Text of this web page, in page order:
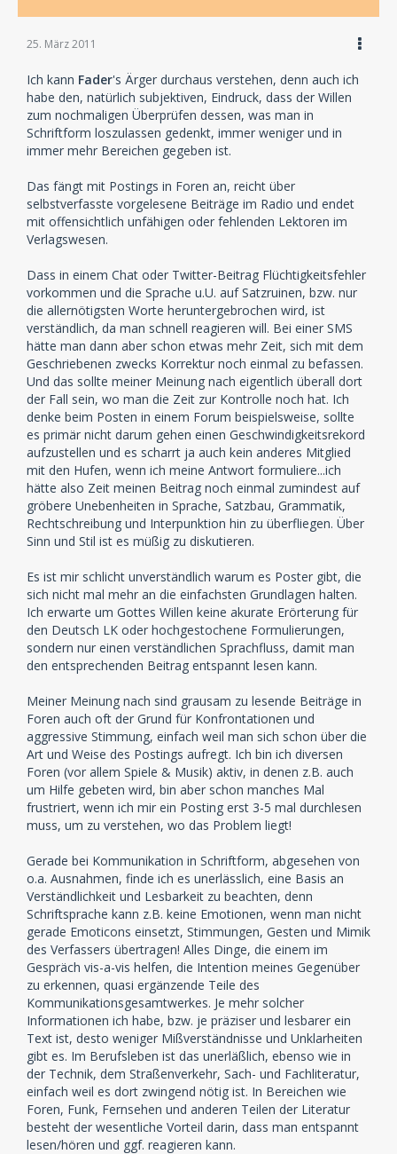
25. März 2011
Ich kann Fader's Ärger durchaus verstehen, denn auch ich
habe den, natürlich subjektiven, Eindruck, dass der Willen
zum nochmaligen Überprüfen dessen, was man in
Schriftform loszulassen gedenkt, immer weniger und in
immer mehr Bereichen gegeben ist.
Das fängt mit Postings in Foren an, reicht über
selbstverfasste vorgelesene Beiträge im Radio und endet
mit offensichtlich unfähigen oder fehlenden Lektoren im
Verlagswesen.
Dass in einem Chat oder Twitter-Beitrag Flüchtigkeitsfehler
vorkommen und die Sprache u.U. auf Satzruinen, bzw. nur
die allernötigsten Worte heruntergebrochen wird, ist
verständlich, da man schnell reagieren will. Bei einer SMS
hätte man dann aber schon etwas mehr Zeit, sich mit dem
Geschriebenen zwecks Korrektur noch einmal zu befassen.
Und das sollte meiner Meinung nach eigentlich überall dort
der Fall sein, wo man die Zeit zur Kontrolle noch hat. Ich
denke beim Posten in einem Forum beispielsweise, sollte
es primär nicht darum gehen einen Geschwindigkeitsrekord
aufzustellen und es scharrt ja auch kein anderes Mitglied
mit den Hufen, wenn ich meine Antwort formuliere...ich
hätte also Zeit meinen Beitrag noch einmal zumindest auf
gröbere Unebenheiten in Sprache, Satzbau, Grammatik,
Rechtschreibung und Interpunktion hin zu überfliegen. Über
Sinn und Stil ist es müßig zu diskutieren.
Es ist mir schlicht unverständlich warum es Poster gibt, die
sich nicht mal mehr an die einfachsten Grundlagen halten.
Ich erwarte um Gottes Willen keine akurate Erörterung für
den Deutsch LK oder hochgestochene Formulierungen,
sondern nur einen verständlichen Sprachfluss, damit man
den entsprechenden Beitrag entspannt lesen kann.
Meiner Meinung nach sind grausam zu lesende Beiträge in
Foren auch oft der Grund für Konfrontationen und
aggressive Stimmung, einfach weil man sich schon über die
Art und Weise des Postings aufregt. Ich bin ich diversen
Foren (vor allem Spiele & Musik) aktiv, in denen z.B. auch
um Hilfe gebeten wird, bin aber schon manches Mal
frustriert, wenn ich mir ein Posting erst 3-5 mal durchlesen
muss, um zu verstehen, wo das Problem liegt!
Gerade bei Kommunikation in Schriftform, abgesehen von
o.a. Ausnahmen, finde ich es unerlässlich, eine Basis an
Verständlichkeit und Lesbarkeit zu beachten, denn
Schriftsprache kann z.B. keine Emotionen, wenn man nicht
gerade Emoticons einsetzt, Stimmungen, Gesten und Mimik
des Verfassers übertragen! Alles Dinge, die einem im
Gespräch vis-a-vis helfen, die Intention meines Gegenüber
zu erkennen, quasi ergänzende Teile des
Kommunikationsgesamtwerkes. Je mehr solcher
Informationen ich habe, bzw. je präziser und lesbarer ein
Text ist, desto weniger Mißverständnisse und Unklarheiten
gibt es. Im Berufsleben ist das unerläßlich, ebenso wie in
der Technik, dem Straßenverkehr, Sach- und Fachliteratur,
einfach weil es dort zwingend nötig ist. In Bereichen wie
Foren, Funk, Fernsehen und anderen Teilen der Literatur
besteht der wesentliche Vorteil darin, dass man entspannt
lesen/hören und ggf. reagieren kann.